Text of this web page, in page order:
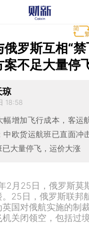
罗斯互相“禁
案不足大量停
琼
18:58
幅增加飞行成本，客运
中欧货运航班已直面冲
大量停飞，运价大涨
2月25日，俄罗斯莫
25日，俄罗斯联邦
国对俄航实施的制
关闭领空，包括过